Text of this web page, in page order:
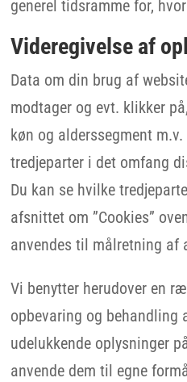
generel tidsramme for,
Videregivelse af
Data om din brug af
modtager og evt. klikker
køn og alderssegment
tredjeparter i det omfang
Du kan se hvilke
afsnittet om ”Cookies”
anvendes til målretning af
Vi benytter herudover en
opbevaring og behandling
udelukkende oplysninger
anvende dem til egne